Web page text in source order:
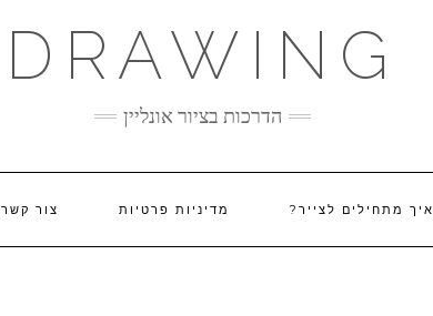
DRAWING
הדרכות בציור אונליין
איך מתחילים לצייר? מדיניות פרטיות צור קשר